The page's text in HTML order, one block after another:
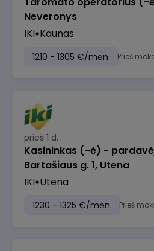
Neveronys
IKI Kaunas
1210 - 1305 €/mėn. Prieš
prieš 1 d.
Kasininkas (-ė) -
Bartašiaus g. 1, Utena
IKI Utena
1230 - 1325 €/mėn. Prieš